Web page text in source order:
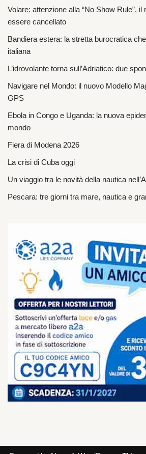
Volare: attenzione alla “No Show Rule”, il
essere cancellato
Bandiera estera: la stretta burocratica
italiana
L’idrovolante torna sull’Adriatico: due
Navigare nel Mondo: il nuovo Modello
GPS
Ebola in Congo e Uganda: la nuova
mondo
Fiera di Modena 2026
La crisi di Cuba oggi
Un viaggio tra le novità della nautica
Pescara: tre giorni tra mare, nautica e